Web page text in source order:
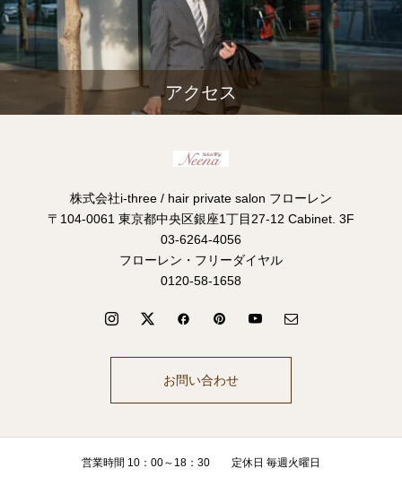
アクセス
株式会社i-three / hair private salon フローレン
〒104-0061 東京都中央区銀座1丁目27-12 Cabinet. 3F
03-6264-4056
フローレン・フリーダイヤル
0120-58-1658
お問い合わせ
営業時間 10：00～18：30 定休日 毎週火曜日